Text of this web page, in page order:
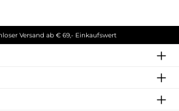
Versand ab € 69,- Einkaufswert